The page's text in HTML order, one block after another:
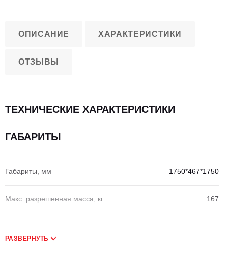
ОПИСАНИЕ ХАРАКТЕРИСТИКИ
ОТЗЫВЫ
ТЕХНИЧЕСКИЕ ХАРАКТЕРИСТИКИ
ГАБАРИТЫ
Габариты, мм 1750*467*1750
Макс. разрешенная масса, кг 167
РАЗВЕРНУТЬ